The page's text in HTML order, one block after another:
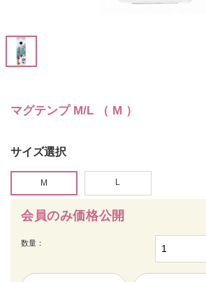
マグテンプ M/L （ M ）
会員のみ価格公開
数量：
サイズ選択
M L